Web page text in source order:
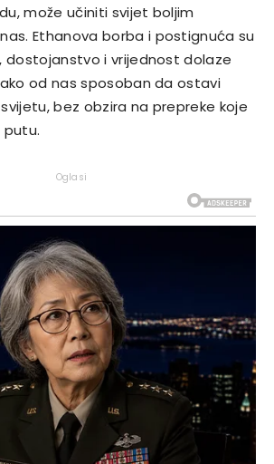
može učiniti svijet boljim
Ethanova borba i postignuća su
dostojanstvo i vrijednost dolaze
od nas sposoban da ostavi
bez obzira na prepreke koje
putu.
Oglasi